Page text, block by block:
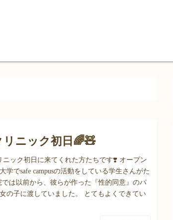
ニック初日🌈🧸
ニック初日に来てくれた方たちです❣️ オープン
学でsafe campusの活動をしている学生さんがた
は以前から、彼らが作った『性的同意』のパ
の子に渡していました。 とてもよくできてい